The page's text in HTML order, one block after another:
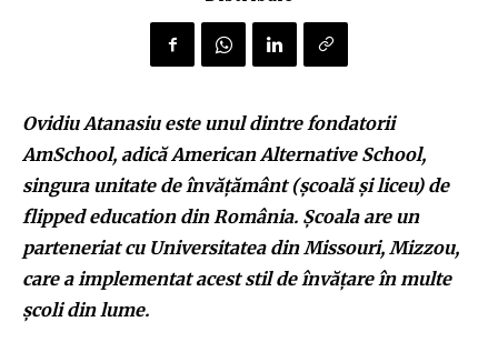
Ovidiu Atanasiu este unul dintre fondatorii
AmSchool, adică American Alternative School,
singura unitate de învățământ (școală și liceu) de
flipped education din România. Școala are un
parteneriat cu Universitatea din Missouri, Mizzou,
care a implementat acest stil de învățare în multe
școli din lume.